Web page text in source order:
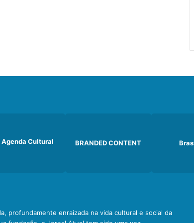
Agenda Cultural BRANDED CONTENT
profundamente enraizada na vida cultural e social da